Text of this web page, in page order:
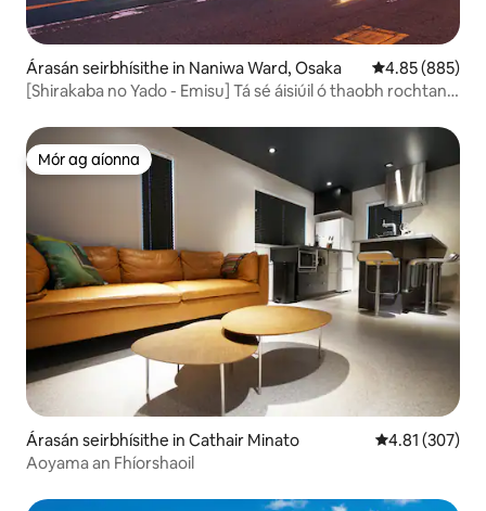
Árasán seirbhísithe in Naniwa Ward, Osaka Meánrátáil
4.85 (885)
[Shirakaba no Yado - Emisu] Tá sé áisiúil ó thaobh rochtana
Tsūtenkaku! Foirfe le haghaidh fanachta fadtéarmaigh
agus turais ghrúpa, A-ta.
Mór ag aíonna
Mór ag aíonna
Árasán seirbhísithe in Cathair Minato Meánrátáil
4.81 (307)
Aoyama an Fhíorshaoil